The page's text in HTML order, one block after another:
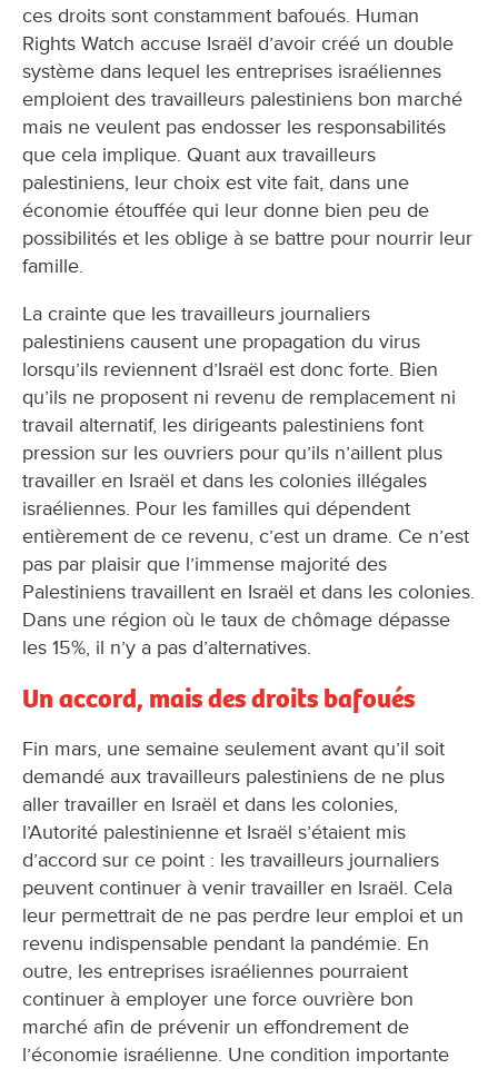
ces droits sont constamment bafoués. Human
Rights Watch accuse Israël d’avoir créé un double
système dans lequel les entreprises israéliennes
emploient des travailleurs palestiniens bon marché
mais ne veulent pas endosser les responsabilités
que cela implique. Quant aux travailleurs
palestiniens, leur choix est vite fait, dans une
économie étouffée qui leur donne bien peu de
possibilités et les oblige à se battre pour nourrir leur
famille.
La crainte que les travailleurs journaliers
palestiniens causent une propagation du virus
lorsqu’ils reviennent d’Israël est donc forte. Bien
qu’ils ne proposent ni revenu de remplacement ni
travail alternatif, les dirigeants palestiniens font
pression sur les ouvriers pour qu’ils n’aillent plus
travailler en Israël et dans les colonies illégales
israéliennes. Pour les familles qui dépendent
entièrement de ce revenu, c’est un drame. Ce n’est
pas par plaisir que l’immense majorité des
Palestiniens travaillent en Israël et dans les colonies.
Dans une région où le taux de chômage dépasse
les 15%, il n’y a pas d’alternatives.
Un accord, mais des droits bafoués
Fin mars, une semaine seulement avant qu’il soit
demandé aux travailleurs palestiniens de ne plus
aller travailler en Israël et dans les colonies,
l’Autorité palestinienne et Israël s’étaient mis
d’accord sur ce point : les travailleurs journaliers
peuvent continuer à venir travailler en Israël. Cela
leur permettrait de ne pas perdre leur emploi et un
revenu indispensable pendant la pandémie. En
outre, les entreprises israéliennes pourraient
continuer à employer une force ouvrière bon
marché afin de prévenir un effondrement de
l’économie israélienne. Une condition importante